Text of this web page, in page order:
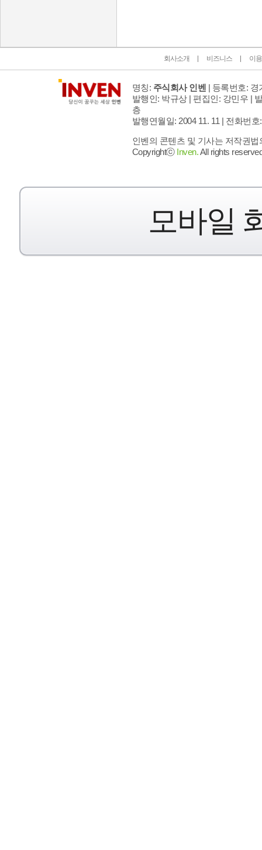
회사소개 비즈니스 이
명칭: 주식회사 인벤 | 등록번호: 경
발행인: 박규상 | 편집인: 강민우 |
층
발행연월일: 2004 11. 11 | 전화번호
인벤의 콘텐츠 및 기사는 저작권
Copyrightⓒ Inven.All rights
모바일